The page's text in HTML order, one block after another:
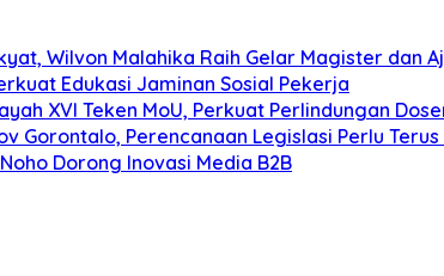
Wilvon Malahika Raih Gelar Magister dan
Edukasi Jaminan Sosial Pekerja
XVI Teken MoU, Perkuat Perlindungan
Gorontalo, Perencanaan Legislasi Perlu
Dorong Inovasi Media B2B